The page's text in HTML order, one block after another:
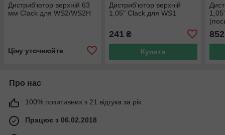
Дистриб'ютор верхній 63
мм Clack для WS2/WS2H
Ціну уточнюйте
Дистриб'ютор верхній
1,05" Clack для WS1
241₴
Купити
852
Про нас
100% позитивних з 21 відгука за рік
Працює з 06.02.2018